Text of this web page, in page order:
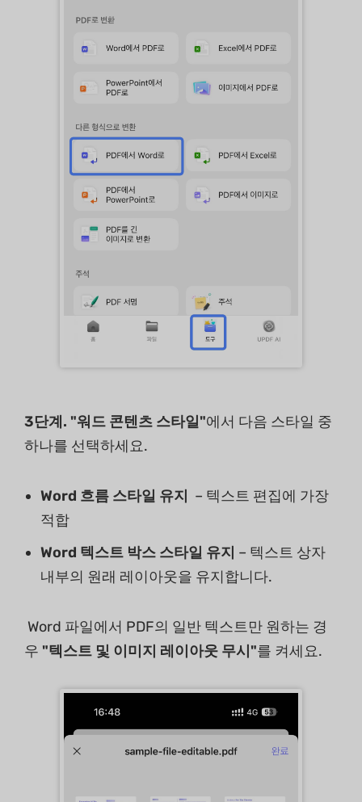
3단계. "워드 콘텐츠 스타일"에서 다음 스타일 중
하나를 선택하세요.
Word 흐름 스타일 유지
– 텍스트 편집에 가장
적합
Word 텍스트 박스 스타일 유지 – 텍스트 상자
내부의 원래 레이아웃을 유지합니다.
Word 파일에서 PDF의 일반 텍스트만 원하는 경
우 "텍스트 및 이미지 레이아웃 무시"를 켜세요.